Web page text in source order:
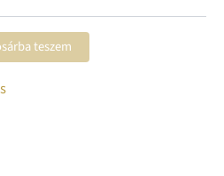
teszem